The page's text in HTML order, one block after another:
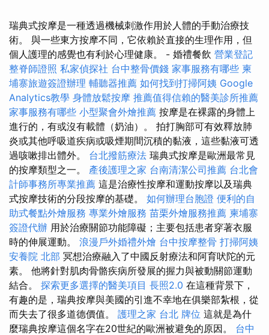
瑞典式按摩是一種透過機械刺激作用於人體的手動治療技
術。 與一些東方按摩不同，它依賴於直接的生理作用，但
個人護理的感覺也有利於心理健康。 - 婚禮餐飲 營業登記
整脊師證照 私家偵探社 台中整骨價錢 家事服務有哪些 柬
埔寨旅遊簽證辦理 輔聽器推薦 如何找到打掃阿姨 Google
Analytics教學 身體放鬆按摩 推薦值得信賴的醫美診所推薦
家事服務有哪些 小型聚會外燴推薦 按摩是在裸露的身體上
進行的，有或沒有載體（奶油）。 拍打胸部可有效釋放肺
炎或其他呼吸道疾病或吸煙期間沉積的黏液，這些黏液可透
過咳嗽排出體外。 台北撥筋療法 瑞典式按摩是歐洲最常見
的按摩類型之一。 產後護理之家 台南清潔公司推薦 台北會
計師事務所專業推薦 這是治療性按摩和運動按摩以及瑞典
式按摩技術的分段按摩的基礎。 如何辦理台胞證 便利的自
助式餐點外燴服務 專業外燴服務 苗栗外燴服務推薦 柬埔寨
簽證代辦 用於治療關節功能障礙；主要包括患者穿著衣服
時的伸展運動。 浪漫戶外婚禮外燴 台中按摩整骨 打掃阿姨
安養院 北部 冥想治療融入了中國反射療法和阿育吠陀的元
素。 他將針對肌肉骨骼疾病所發展的握力與被動關節運動
結合。 探索更多選擇的醫美項目 長照2.0 在這種背景下，
有趣的是，瑞典按摩與美國的引進不幸地在俱樂部紮根，從
而失去了很多道德價值。 護理之家 台北 牌位 這就是為什
麼瑞典按摩這個名字在20世紀的歐洲被避免的原因。 台中